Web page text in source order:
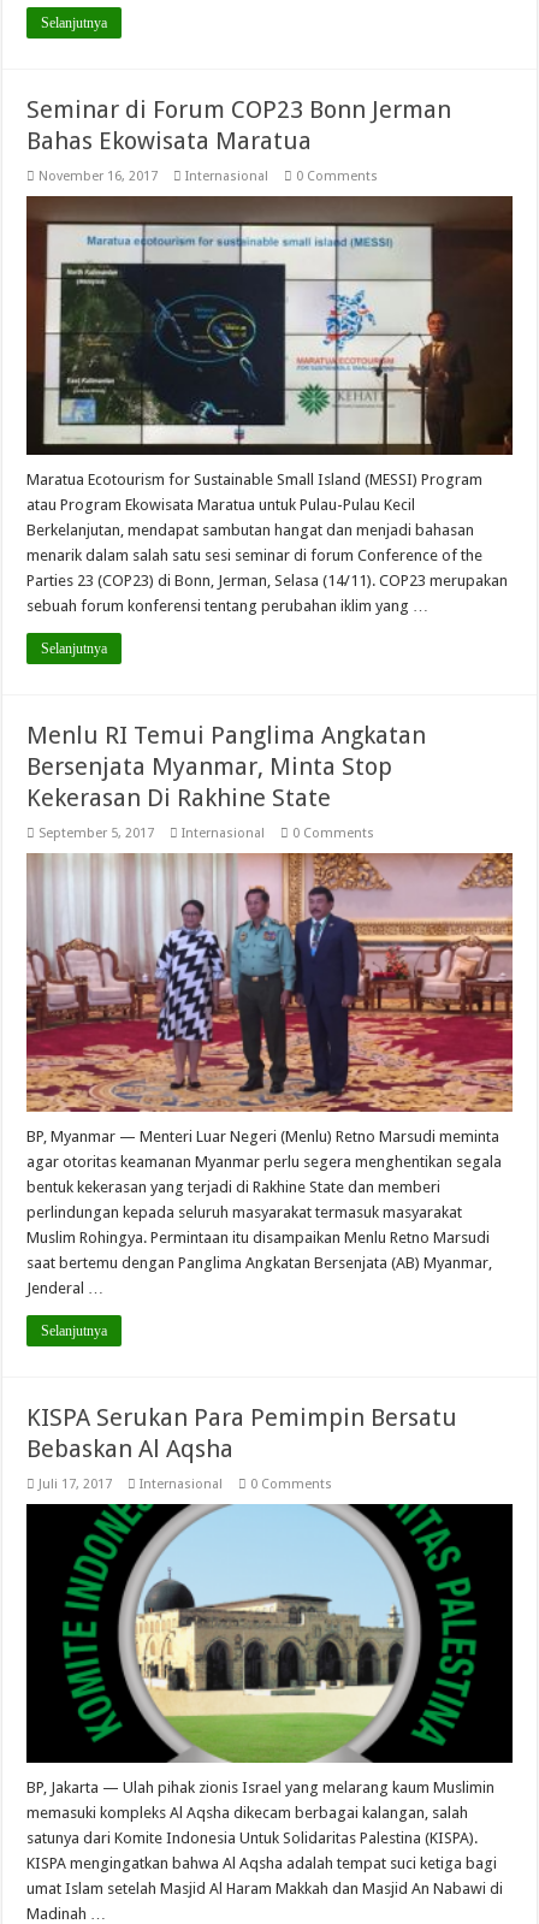
Selanjutnya
Seminar di Forum COP23 Bonn Jerman
Bahas Ekowisata Maratua
November 16, 2017 Internasional 0 Comments
Maratua Ecotourism for Sustainable Small Island (MESSI) Program
atau Program Ekowisata Maratua untuk Pulau-Pulau Kecil
Berkelanjutan, mendapat sambutan hangat dan menjadi bahasan
menarik dalam salah satu sesi seminar di forum Conference of the
Parties 23 (COP23) di Bonn, Jerman, Selasa (14/11). COP23 merupakan
sebuah forum konferensi tentang perubahan iklim yang …
Selanjutnya
Menlu RI Temui Panglima Angkatan
Bersenjata Myanmar, Minta Stop
Kekerasan Di Rakhine State
September 5, 2017 Internasional 0 Comments
BP, Myanmar — Menteri Luar Negeri (Menlu) Retno Marsudi meminta
agar otoritas keamanan Myanmar perlu segera menghentikan segala
bentuk kekerasan yang terjadi di Rakhine State dan memberi
perlindungan kepada seluruh masyarakat termasuk masyarakat
Muslim Rohingya. Permintaan itu disampaikan Menlu Retno Marsudi
saat bertemu dengan Panglima Angkatan Bersenjata (AB) Myanmar,
Jenderal …
Selanjutnya
KISPA Serukan Para Pemimpin Bersatu
Bebaskan Al Aqsha
Juli 17, 2017 Internasional 0 Comments
BP, Jakarta — Ulah pihak zionis Israel yang melarang kaum Muslimin
memasuki kompleks Al Aqsha dikecam berbagai kalangan, salah
satunya dari Komite Indonesia Untuk Solidaritas Palestina (KISPA).
KISPA mengingatkan bahwa Al Aqsha adalah tempat suci ketiga bagi
umat Islam setelah Masjid Al Haram Makkah dan Masjid An Nabawi di
Madinah …